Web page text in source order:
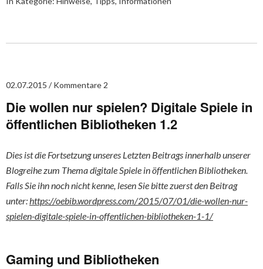
02.07.2015 Kommentare 2
Die wollen nur spielen? Digitale Spiele in
öffentlichen Bibliotheken 1.2
Dies ist die Fortsetzung unseres Letzten Beitrags innerhalb unserer
Blogreihe zum Thema digitale Spiele in öffentlichen Bibliotheken.
Falls Sie ihn noch nicht kenne, lesen Sie bitte zuerst den Beitrag
unter:https://oebib.wordpress.com/2015/07/01/die-wollen-nur-
spielen-digitale-spiele-in-offentlichen-bibliotheken-1-1/
Gaming und Bibliotheken